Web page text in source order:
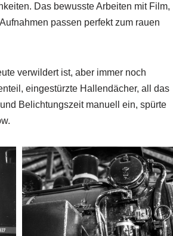
Das bewusste Arbeiten mit Film,
passen perfekt zum rauen
verwildert ist, aber immer noch
eingestürzte Hallendächer, all das
Belichtungszeit manuell ein, spürte